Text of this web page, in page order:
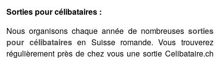
Sorties pour célibataires :
Nous organisons chaque année de nombreuses sorties
pour célibatairesen Suisse romande. Vous trouverez
régulièrement près de chez vous une sortie Celibataire.ch